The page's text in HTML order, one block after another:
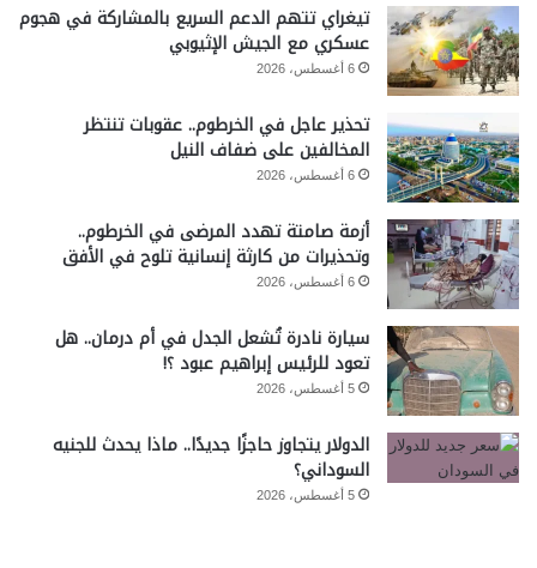
تيغراي تتهم الدعم السريع بالمشاركة في هجوم
عسكري مع الجيش الإثيوبي
6 أغسطس، 2026
تحذير عاجل في الخرطوم.. عقوبات تنتظر
المخالفين على ضفاف النيل
6 أغسطس، 2026
أزمة صامتة تهدد المرضى في الخرطوم..
وتحذيرات من كارثة إنسانية تلوح في الأفق
6 أغسطس، 2026
سيارة نادرة تُشعل الجدل في أم درمان.. هل
تعود للرئيس إبراهيم عبود ؟!
5 أغسطس، 2026
الدولار يتجاوز حاجزًا جديدًا.. ماذا يحدث للجنيه
السوداني؟
5 أغسطس، 2026